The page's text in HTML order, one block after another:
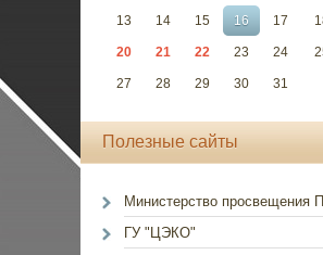
13 14 15 16 17
20 21 22 23 24
27 28 29 30 31
Полезные сайты
Министерство просвещения
ГУ "ЦЭКО"